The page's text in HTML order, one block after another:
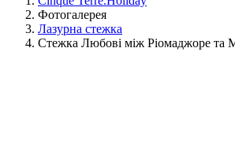
Фотогалерея
Лазурна стежка
Стежка Любові між Ріомаджоре та